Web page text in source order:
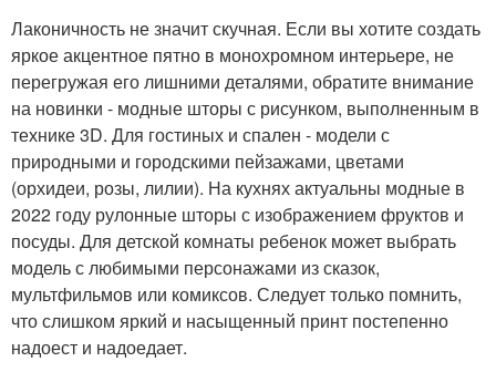
Лаконичность не значит скучная. Если вы хотите создать
яркое акцентное пятно в монохромном интерьере, не
перегружая его лишними деталями, обратите внимание
на новинки - модные шторы с рисунком, выполненным в
технике 3D. Для гостиных и спален - модели с
природными и городскими пейзажами, цветами
(орхидеи, розы, лилии). На кухнях актуальны модные в
2022 году рулонные шторы с изображением фруктов и
посуды. Для детской комнаты ребенок может выбрать
модель с любимыми персонажами из сказок,
мультфильмов или комиксов. Следует только помнить,
что слишком яркий и насыщенный принт постепенно
надоест и надоедает.